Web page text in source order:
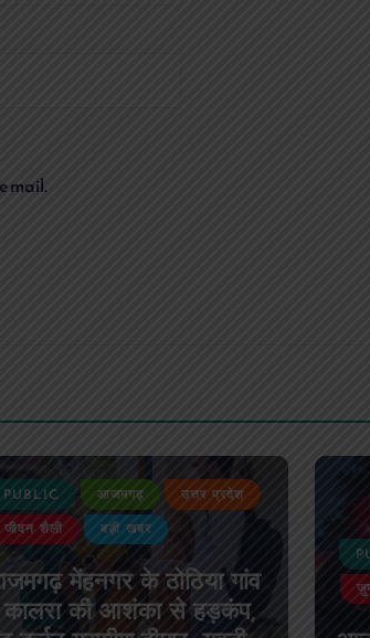
PUBLIC
जुर्म